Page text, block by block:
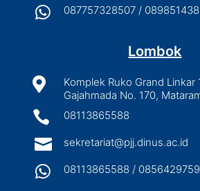
 087757328507 /
Lombok

Komplek Ruko Grand Linkar
Gajahmada No. 170,
 08113865588
 sekretariat@pjj.dinus.ac.id
 08113865588 /